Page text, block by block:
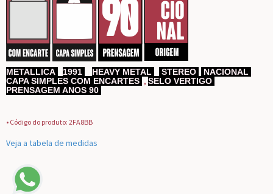
METALLICA 1991 HEAVY METAL STEREO NACIONAL
CAPA SIMPLES COM ENCARTES , SELO VERTIGO
PRENSAGEM ANOS 90
• Código do produto: 2FA8BB
Veja a tabela de medidas